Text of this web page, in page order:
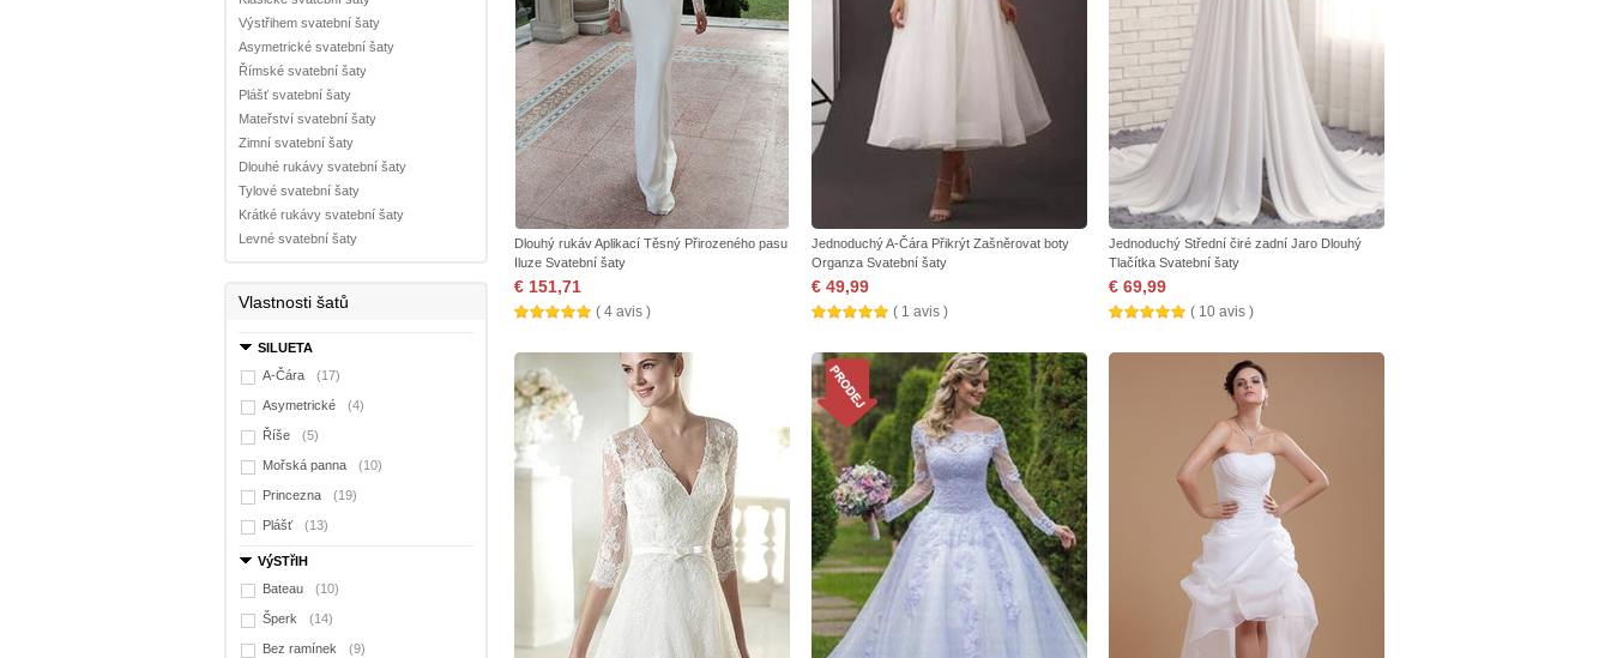
Výstřihem svatební šaty
Asymetrické svatební šaty
Římské svatební šaty
Plášť svatební šaty
Mateřství svatební šaty
Zimní svatební šaty
Dlouhé rukávy svatební šaty
Tylové svatební šaty
Krátké rukávy svatební šaty
Levné svatební šaty
Vlastnosti šatů
SILUETA
A-Čára
(17)
Asymetrické (4)
Říše (5)
Mořská panna (10)
Princezna (19)
Plášť (13)
VýSTřIH
Bateau
(10)
Šperk (14)
Bez ramínek (9)
Dlouhý rukáv Aplikací Těsný Přirozeného pasu
Iluze Svatební šaty
€ 151,71
( 4 avis )
Jednoduchý A-Čára Přikrýt Zašněrovat boty
Organza Svatební šaty
€ 49,99
( 1 avis )
Jednoduchý Střední čiré zadní Jaro Dlouhý
Tlačítka Svatební šaty
€ 69,99
( 10 avis )